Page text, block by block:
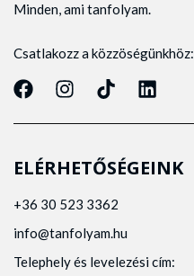
Minden, ami tanfolyam.
Csatlakozz a közzöségünkhöz:
ELÉRHETŐSÉGEINK
+36 30 523 3362
info@tanfolyam.hu
Telephely és levelezési cím: